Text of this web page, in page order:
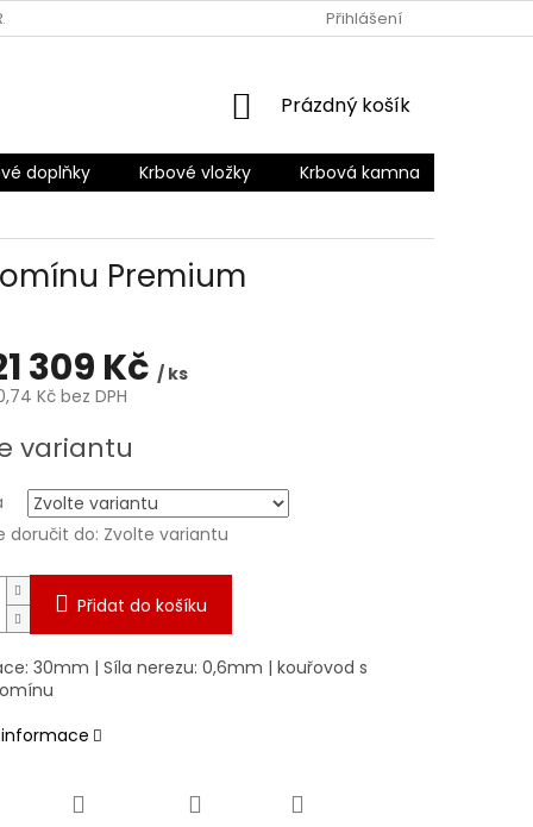
OSOBNÍCH ÚDAJŮ Přihlášení
NÁKUPNÍ
Prázdný košík
doplňky Krbové vložky Krbová kamna
Premium
309 Kč / ks
Kčbez DPH
variantu
doručit do: Zvolte variantu
Přidat do košíku
30mm | Síla nerezu: 0,6mm | kouřovod s